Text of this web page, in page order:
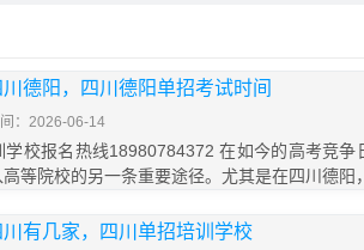
德阳，四川德阳单招考试时间
：2026-06-14
学校报名热线18980784372 在如今的高考竞
等院校的另一条重要途径。尤其是在四川德阳，
有几家，四川单招培训学校